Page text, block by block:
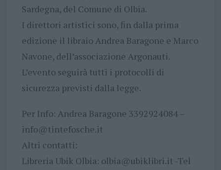
Sardegna, del Comune di Olbia.
I direttori artistici sono, fin dalla prima
edizione il libraio Andrea Baragone e Marco
Navone, dell’associazione Argonauti.
L’evento seguirà tutti i protocolli di
sicurezza previsti dalla legge.
Per Info: Andrea Baragone 3392924084 –
info@tintefosche.it
Altri contatti:
Libreria Ubik Olbia: olbia@ubiklibri.it -Tel